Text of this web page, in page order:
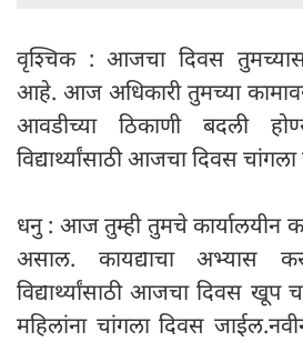
वृश्चिक : आजचा दिवस
आहे. आज अधिकारी तुमच्या
आवडीच्या ठिकाणी बदली
विद्यार्थ्यांसाठी आजचा दिवस
धनु : आज तुम्ही तुमचे कार्यालयीन
असाल. कायद्याचा अभ्यास
विद्यार्थ्यांसाठी आजचा दिवस खूप
महिलांना चांगला दिवस